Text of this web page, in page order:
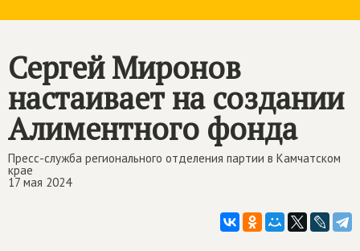
Сергей Миронов
настаивает на создании
Алиментного фонда
Пресс-служба регионального отделения партии в Камчатском
крае
17 мая 2024